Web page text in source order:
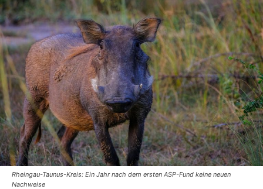
Rheingau-Taunus-Kreis: Ein Jahr nach dem ersten ASP-Fund keine neuen
Nachweise